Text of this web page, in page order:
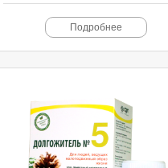
Подробнее